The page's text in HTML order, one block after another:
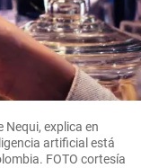
Nequi, explica en
artificial está
FOTO cortesía